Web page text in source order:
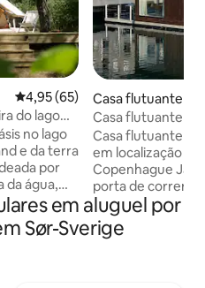
4,95 de uma avaliação média
4,95 (65)
do lago
no lago
e da terra
por
da água,
com
Aqui você
da
Casa flutuante ⋅
e
Casa flutuante
Região central
Casa flutuante
em localização
Copenhague Janelas grandes e uma
porta de correr
diretamente para
espaço de estar
casa flutuante
em aluguel por
Sør-Sverige